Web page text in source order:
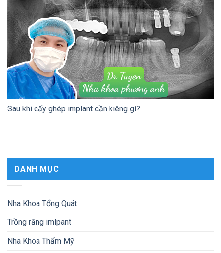
Sau khi cấy ghép implant cần kiêng gì?
DANH MỤC
Nha Khoa Tổng Quát
Trồng răng imlpant
Nha Khoa Thẩm Mỹ